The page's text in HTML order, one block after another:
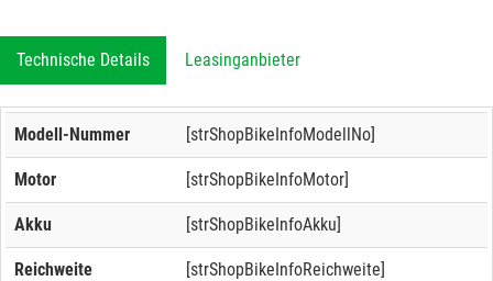
Technische Details Leasinganbieter
Modell-Nummer [strShopBikeInfoModellNo]
Motor [strShopBikeInfoMotor]
Akku [strShopBikeInfoAkku]
Reichweite [strShopBikeInfoReichweite]